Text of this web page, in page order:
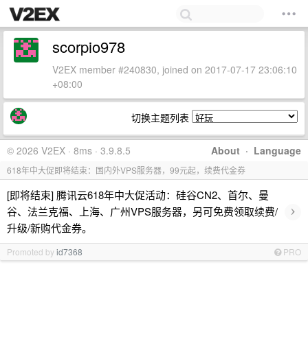
scorpio978
V2EX member #240830, joined on 2017-07-17 23:06:10
+08:00
切换主题列表
About · Language
© 2026 V2EX · 8ms · 3.9.8.5
618年中大促即将结束：国内外VPS服务器，99元起，续费代金券
[即将结束] 腾讯云618年中大促活动：硅谷CN2、首尔、曼
谷、法兰克福、上海、广州VPS服务器，另可免费领取续费/
升级/新购代金券。
›
Promoted byid7368 PRO